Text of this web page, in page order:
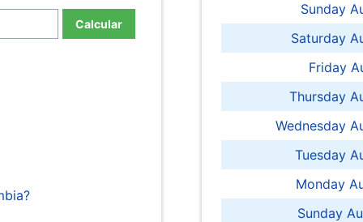
Calcular
Sunday
Saturday
Friday
Thursday
Wednesday
Tuesday
Monday
Sunday